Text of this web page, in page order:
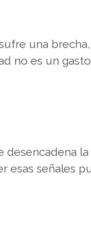
una
no es un
desencadena
esas señales